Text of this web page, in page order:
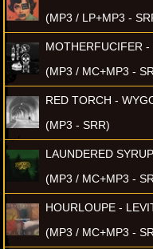
(MP3 / LP+MP3 -
MOTHERFUCIFER -
(MP3 / MC+MP3 -
RED TORCH -
(MP3 - SRR)
LAUNDERED
(MP3 / MC+MP3 -
HOURLOUPE -
(MP3 / MC+MP3 -